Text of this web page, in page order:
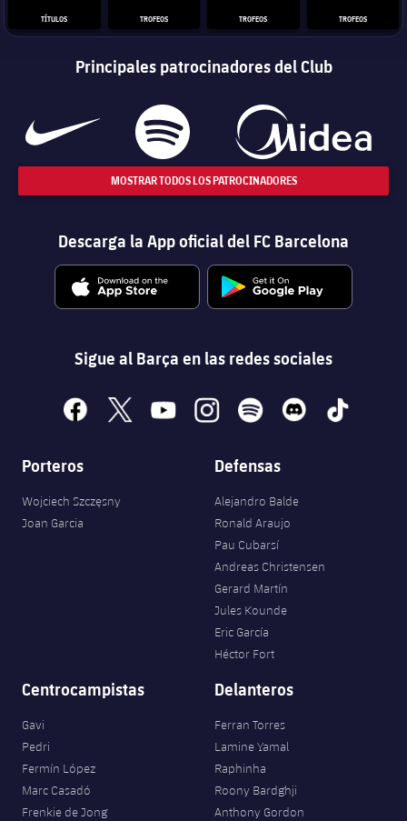
TÍTULOS TROFEOS TROFEOS TROFEOS
Principales patrocinadores del Club
MOSTRAR TODOS LOS PATROCINADORES
Descarga la App oficial del FC Barcelona
Sigue al Barça en las redes sociales
facebook
x youtubeinstagramspotify discord tiktok
Porteros
Wojciech Szczęsny
Joan Garcia
Defensas
Alejandro Balde
Ronald Araujo
Pau Cubarsí
Andreas Christensen
Gerard Martín
Jules Kounde
Eric García
Héctor Fort
Centrocampistas
Gavi
Pedri
Fermín López
Marc Casadó
Frenkie de Jong
Delanteros
Ferran Torres
Lamine Yamal
Raphinha
Roony Bardghji
Anthony Gordon